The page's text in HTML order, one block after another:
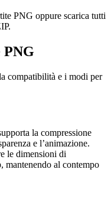
PNG oppure scarica tutti
PNG
compatibilità e i modi per
la compressione
e l’animazione.
le dimensioni di
mantenendo al contempo